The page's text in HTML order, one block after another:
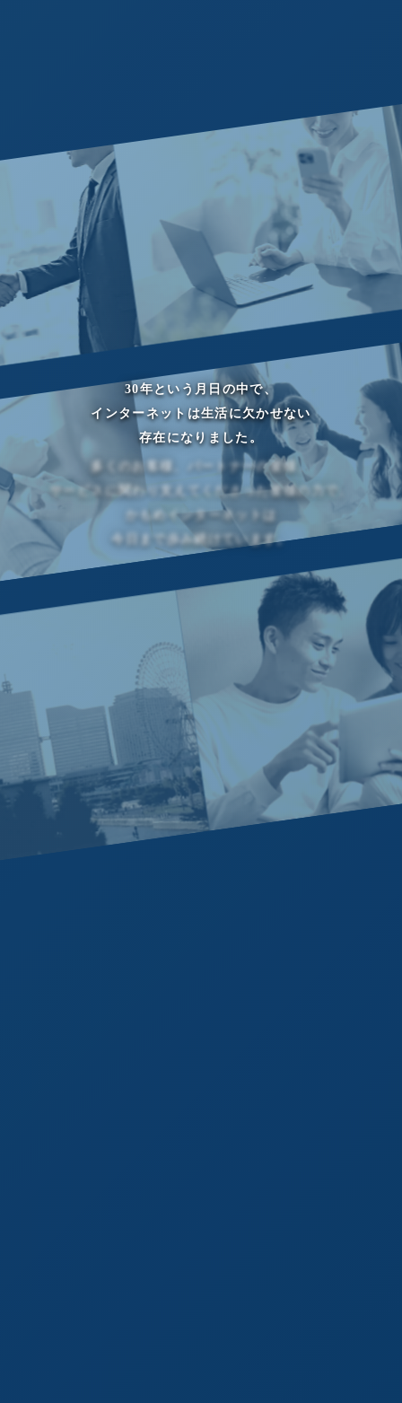
30年という月日の中で、
インターネットは生活に欠かせない
存在になりました。
多くのお客様、パートナーの皆様、
サービスに関わり支えてくださった皆様の力で、
かもめインターネットは
今日まで歩み続けています。
SCROLL DOWN